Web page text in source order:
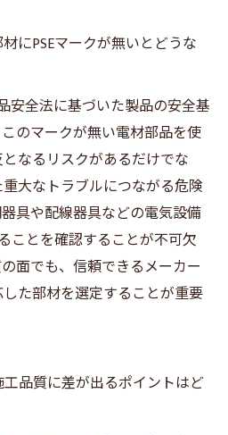
にPSEマークが無いとどうな
安全法に基づいた製品の安全基
のマークが無い電材部品を使
なるリスクがあるだけでな
大なトラブルにつながる危険
具や配線器具などの電気設備
ことを確認することが不可欠
面でも、信頼できるメーカー
た部材を選定することが重要
品質に差が出るポイントはど